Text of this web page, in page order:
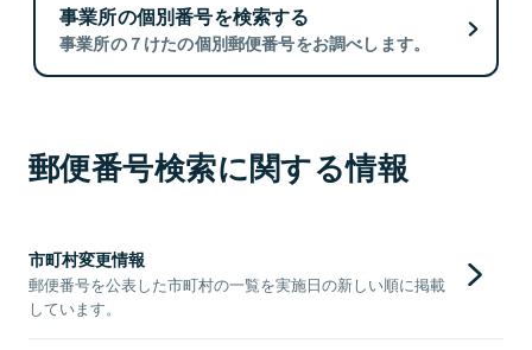
事業所の個別番号を検索する
事業所の７けたの個別郵便番号をお調べします。
郵便番号検索に関する情報
市町村変更情報
郵便番号を公表した市町村の一覧を実施日の新しい順に掲載
しています。